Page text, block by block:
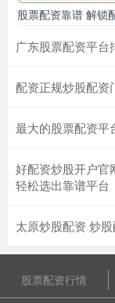
股票配资靠谱 解锁
广东股票配资平
配资正规炒股配资
最大的股票配资平
好配资炒股开户官
轻松选出靠谱平台
太原炒股配资 炒
股票配资行情